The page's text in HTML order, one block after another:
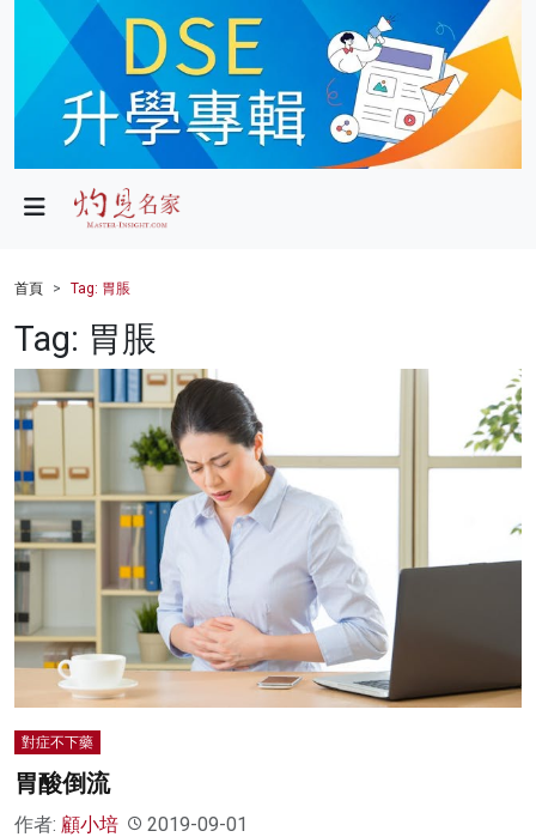
政局
財經
健康
科技
影片
關於我們
首頁 Tag: 胃脹
Tag: 胃脹
對症不下藥
胃酸倒流
作者: 顧小培 2019-09-01